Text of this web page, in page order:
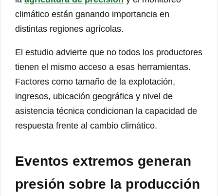
climático están ganando importancia en
distintas regiones agrícolas.
El estudio advierte que no todos los productores
tienen el mismo acceso a esas herramientas.
Factores como tamaño de la explotación,
ingresos, ubicación geográfica y nivel de
asistencia técnica condicionan la capacidad de
respuesta frente al cambio climático.
Eventos extremos generan
presión sobre la producción